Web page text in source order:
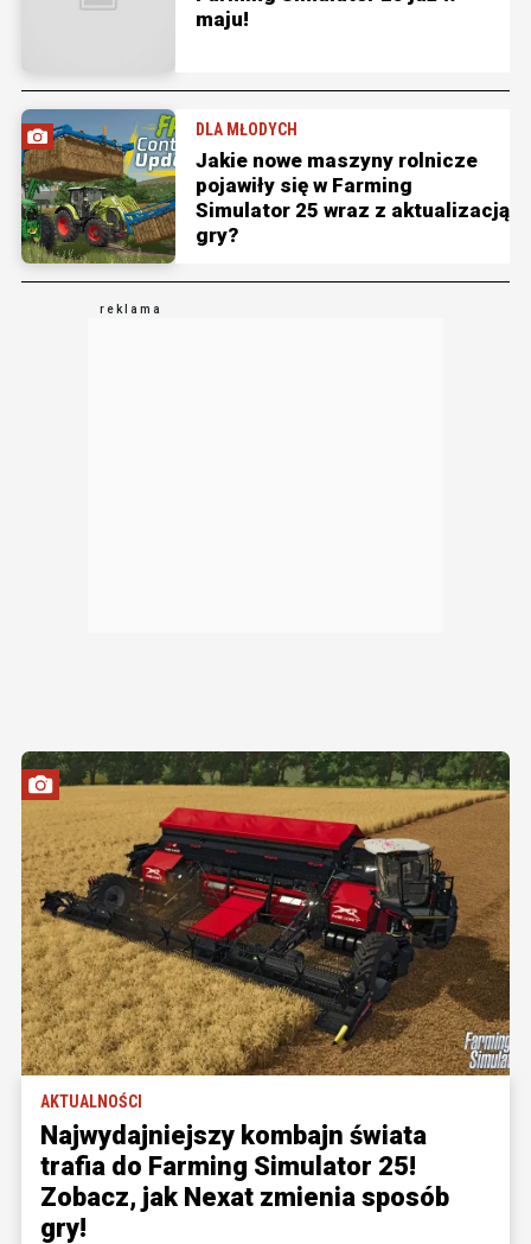
maju!
DLA MŁODYCH
Jakie nowe maszyny rolnicze
pojawiły się w Farming
Simulator 25 wraz z aktualizacją
gry?
AKTUALNOŚCI
Najwydajniejszy kombajn świata
trafia do Farming Simulator 25!
Zobacz, jak Nexat zmienia sposób
gry!